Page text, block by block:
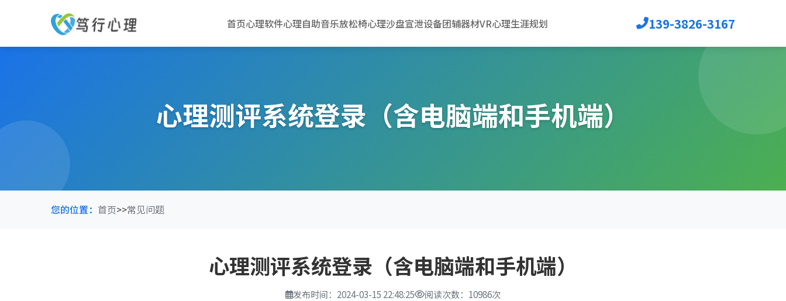
首页心理软件心理自助音乐放松椅心理沙盘宣泄设备团辅器材VR心理生涯规划 139-3826-3167
心理测评系统登录（含电脑端和手机端）
您的位置： 首页>>常见问题
心理测评系统登录（含电脑端和手机端）
发布时间：2024-03-15 22:48:25 阅读次数：10986次